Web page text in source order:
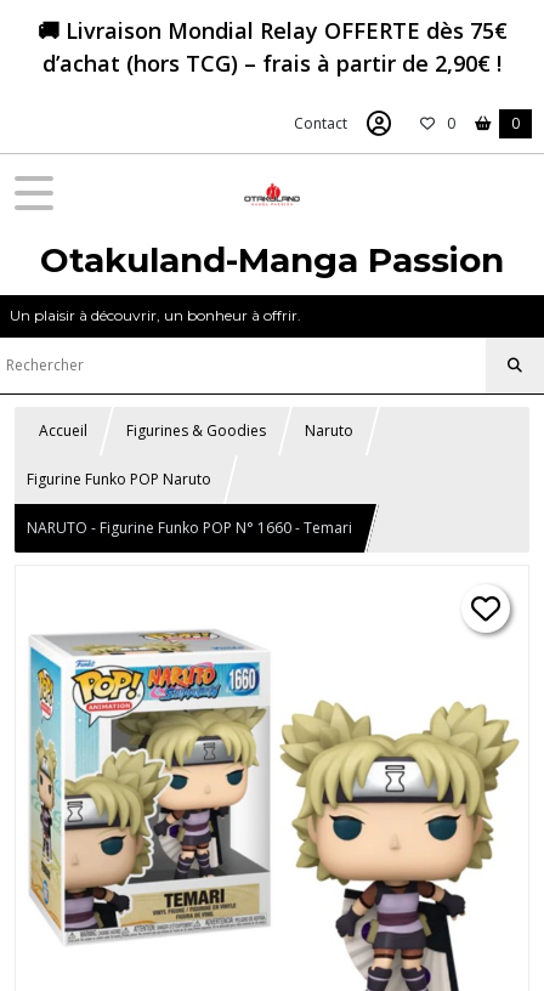
🚚 Livraison Mondial Relay OFFERTE dès 75€
d’achat (hors TCG) – frais à partir de 2,90€ !
Contact 0 0
Otakuland-Manga Passion
Un plaisir à découvrir, un bonheur à offrir.
Accueil Figurines & Goodies Naruto
Figurine Funko POP Naruto
NARUTO - Figurine Funko POP N° 1660 - Temari